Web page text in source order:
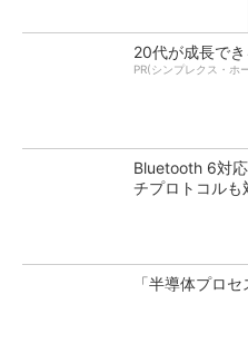
20代が成長で
PR(シンプレクス・ホ
Bluetooth 6対
チプロトコルも
「半導体プロ